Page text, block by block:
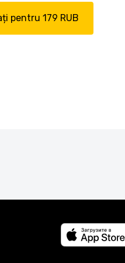
pentru 179 RUB